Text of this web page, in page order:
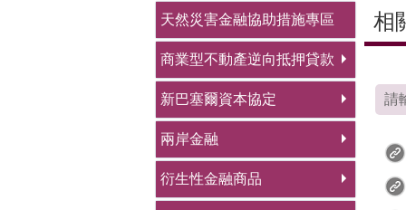
天然災害金融協助措施專區
商業型不動產逆向抵押貸款
新巴塞爾資本協定
兩岸金融
衍生性金融商品
相